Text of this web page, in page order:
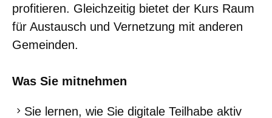
profitieren. Gleichzeitig bietet der Kurs Raum
für Austausch und Vernetzung mit anderen
Gemeinden.
Was Sie mitnehmen
Sie lernen, wie Sie digitale Teilhabe aktiv